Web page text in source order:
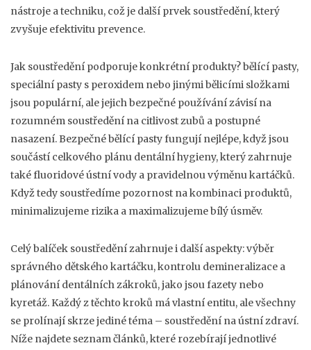
nástroje a techniku, což je další prvek soustředění, který
zvyšuje efektivitu prevence.
Jak soustředění podporuje konkrétní produkty?bělící pasty,
speciální pasty s peroxidem nebo jinými bělicími složkami
jsou populární, ale jejich bezpečné používání závisí na
rozumném soustředění na citlivost zubů a postupné
nasazení. Bezpečné bělící pasty fungují nejlépe, když jsou
součástí celkového plánu dentální hygieny, který zahrnuje
také fluoridové ústní vody a pravidelnou výměnu kartáčků.
Když tedy soustředíme pozornost na kombinaci produktů,
minimalizujeme rizika a maximalizujeme bílý úsměv.
Celý balíček soustředění zahrnuje i další aspekty: výběr
správného dětského kartáčku, kontrolu demineralizace a
plánování dentálních zákroků, jako jsou fazety nebo
kyretáž. Každý z těchto kroků má vlastní entitu, ale všechny
se prolínají skrze jediné téma – soustředění na ústní zdraví.
Níže najdete seznam článků, které rozebírají jednotlivé